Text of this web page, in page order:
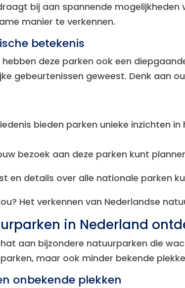
bij aan spannende mogelijkheden
manier te verkennen.
betekenis
deze parken ook een
gebeurtenissen geweest. Denk aan
bieden parken unieke inzichten
bezoek aan deze parken kunt
en details over alle nationale parken
Het verkennen van Nederlandse
in Nederland
aan bijzondere natuurparken die
maar ook minder bekende
onbekende plekken